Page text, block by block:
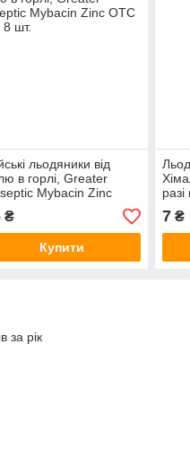
льодяники від
в горлі, Greater
Mybacin Zinc
Mint 8 шт.
₴
Купити
7 ₴
за рік